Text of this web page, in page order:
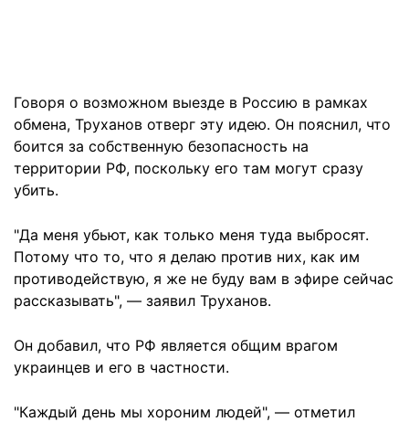
Говоря о возможном выезде в Россию в рамках
обмена, Труханов отверг эту идею. Он пояснил, что
боится за собственную безопасность на
территории РФ, поскольку его там могут сразу
убить.
"Да меня убьют, как только меня туда выбросят.
Потому что то, что я делаю против них, как им
противодействую, я же не буду вам в эфире сейчас
рассказывать", — заявил Труханов.
Он добавил, что РФ является общим врагом
украинцев и его в частности.
"Каждый день мы хороним людей", — отметил